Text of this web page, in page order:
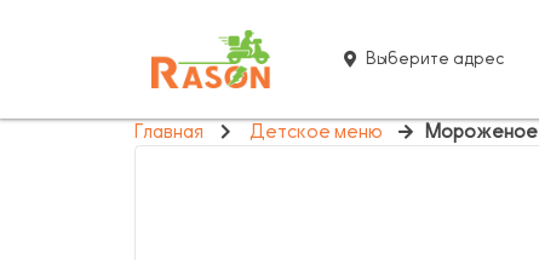
Выберите адрес
Главная Детское меню Мороженое